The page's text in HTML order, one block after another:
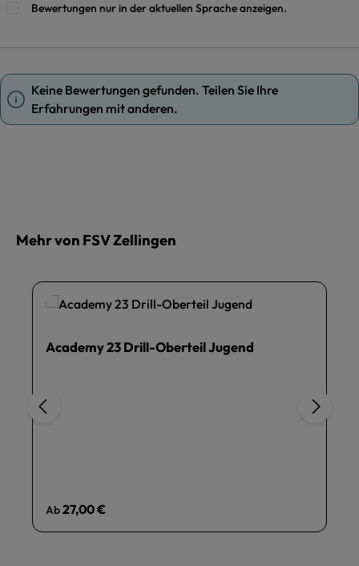
Bewertungen nur in der aktuellen Sprache anzeigen.
Keine Bewertungen gefunden. Teilen Sie Ihre
Erfahrungen mit anderen.
Mehr von FSV Zellingen
Academy 23 Drill-Oberteil Jugend
Regulärer Preis:
Ab27,00 €